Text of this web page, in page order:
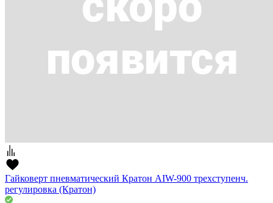
Гайковерт пневматический Кратон AIW-900 трехступенч.
регулировка (Кратон)